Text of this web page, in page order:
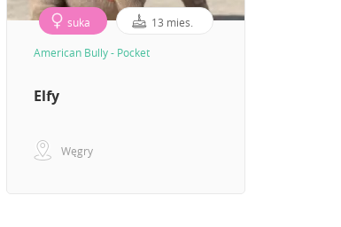
suka 13 mies.
American Bully - Pocket
Elfy
Węgry